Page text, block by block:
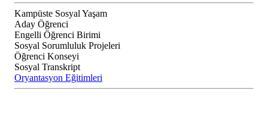
Kampüste Sosyal Yaşam
Aday Öğrenci
Engelli Öğrenci Birimi
Sosyal Sorumluluk Projeleri
Öğrenci Konseyi
Sosyal Transkript
Oryantasyon Eğitimleri